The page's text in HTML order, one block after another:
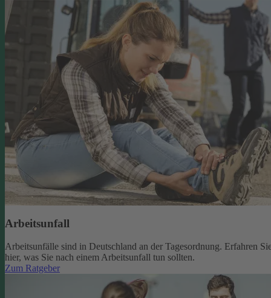
Arbeitsunfall
Arbeitsunfälle sind in Deutschland an der Tagesordnung. Erfahren
hier, was Sie nach einem Arbeitsunfall tun sollten.
Zum Ratgeber